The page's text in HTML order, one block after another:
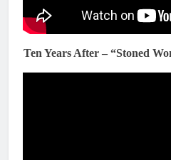
Ten Years After – “Stoned